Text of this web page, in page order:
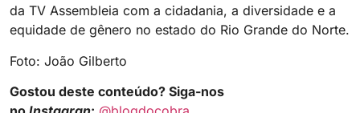
da TV Assembleia com a cidadania, a diversidade e a
equidade de gênero no estado do Rio Grande do Norte.
Foto: João Gilberto
Gostou deste conteúdo? Siga-nos